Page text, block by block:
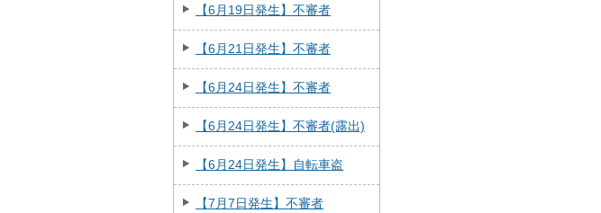
【6月19日発生】不審者
【6月21日発生】不審者
【6月24日発生】不審者
【6月24日発生】不審者(露出)
【6月24日発生】自転車盗
【7月7日発生】不審者